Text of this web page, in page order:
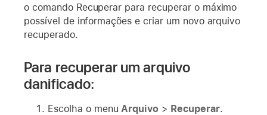
o comando Recuperar para recuperar o máximo
possível de informações e criar um novo arquivo
recuperado.
Para recuperar um arquivo
danificado:
Escolha o menuArquivo > Recuperar.